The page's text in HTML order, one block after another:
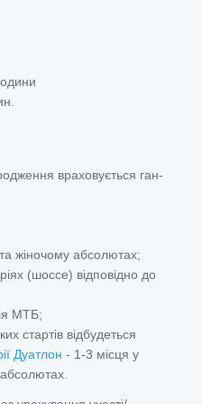
враховується ган-
жіночому абсолютах;
(шоссе) відповідно до
МТБ;
стартів відбудеться
Дуатлон - 1-3 місця у